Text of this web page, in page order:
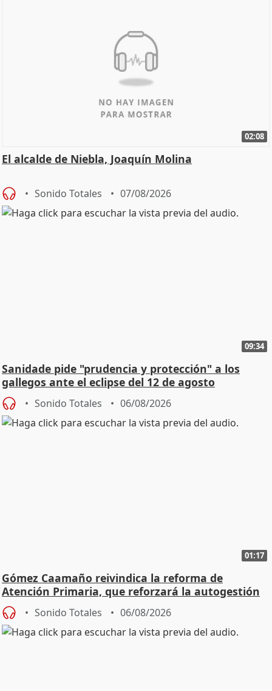
02:08
El alcalde de Niebla, Joaquín Molina
Sonido Totales 07/08/2026
09:34
Sanidade pide "prudencia y protección" a los
gallegos ante el eclipse del 12 de agosto
Sonido Totales 06/08/2026
01:17
Gómez Caamaño reivindica la reforma de
Atención Primaria, que reforzará la autogestión
Sonido Totales 06/08/2026